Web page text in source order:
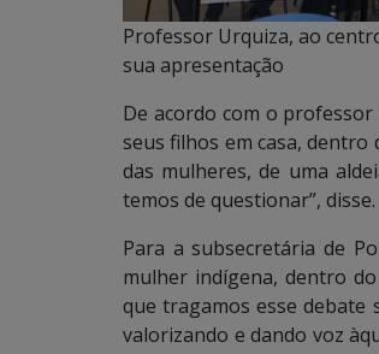
Professor Urquiza, ao
sua apresentação
De acordo com o
seus filhos em casa, dentro
das mulheres, de uma
temos de questionar”, disse.
Para a subsecretária de
mulher indígena, dentro
que tragamos esse debate
valorizando e dando voz